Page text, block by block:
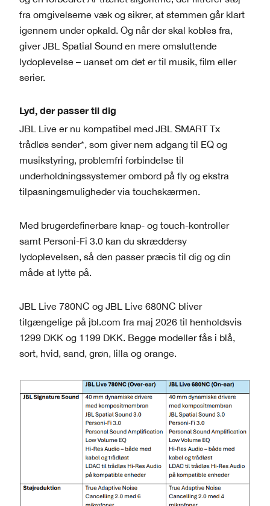
fra omgivelserne væk og sikrer, at stemmen går klart
igennem under opkald. Og når der skal kobles fra,
giver JBL Spatial Sound en mere omsluttende
lydoplevelse – uanset om det er til musik, film eller
serier.
Lyd, der passer til dig
JBL Live er nu kompatibel med JBL SMART Tx
trådløs sender*, som giver nem adgang til EQ og
musikstyring, problemfri forbindelse til
underholdningssystemer ombord på fly og ekstra
tilpasningsmuligheder via touchskærmen.
Med brugerdefinerbare knap- og touch-kontroller
samt Personi-Fi 3.0 kan du skræddersy
lydoplevelsen, så den passer præcis til dig og din
måde at lytte på.
JBL Live 780NC og JBL Live 680NC bliver
tilgængelige på jbl.com fra maj 2026 til henholdsvis
1299 DKK og 1199 DKK. Begge modeller fås i blå,
sort, hvid, sand, grøn, lilla og orange.